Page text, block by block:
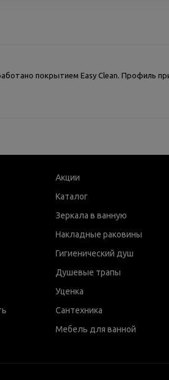
покрытием Easy Clean. Профиль
Акции
Каталог
Зеркала в ванную
Накладные раковины
Гигиенический душ
Душевые трапы
Уценка
Сантехника
Мебель для ванной